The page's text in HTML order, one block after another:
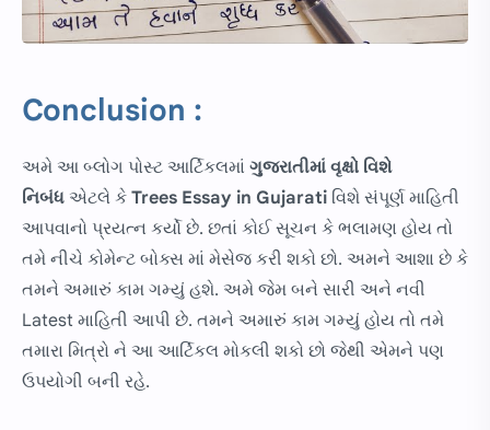
Conclusion :
અમે આ બ્લોગ પોસ્ટ આર્ટિકલમાં ગુજરાતીમાં વૃક્ષો વિશે
નિબંધ એટલે કે Trees Essay in Gujarati વિશે સંપૂર્ણ માહિતી
આપવાનો પ્રયત્ન કર્યો છે. છતાં કોઈ સૂચન કે ભલામણ હોય તો
તમે નીચે કોમેન્ટ બોક્સ માં મેસેજ કરી શકો છો. અમને આશા છે કે
તમને અમારું કામ ગમ્યું હશે. અમે જેમ બને સારી અને નવી
Latest માહિતી આપી છે. તમને અમારું કામ ગમ્યું હોય તો તમે
તમારા મિત્રો ને આ આર્ટિકલ મોકલી શકો છો જેથી એમને પણ
ઉપયોગી બની રહે.